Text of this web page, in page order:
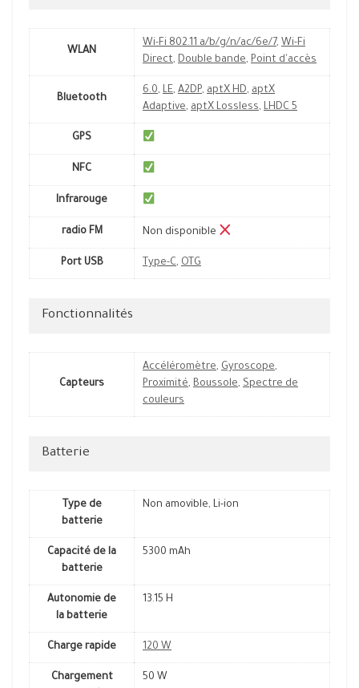
WLAN
Wi-Fi 802.11 a/b/g/n/ac/6e/7, Wi-Fi
Direct, Double bande, Point d'accès
Bluetooth
6.0, LE, A2DP, aptX HD, aptX
Adaptive, aptX Lossless, LHDC 5
GPS
NFC
Infrarouge
radio FM Non disponible
Port USB Type-C, OTG
Fonctionnalités
Capteurs
Accéléromètre, Gyroscope,
Proximité, Boussole, Spectre de
couleurs
Batterie
Type de
batterie
Non amovible, Li-ion
Capacité de la
batterie
5300 mAh
Autonomie de
la batterie
13.15 H
Charge rapide 120 W
Chargement
50 W